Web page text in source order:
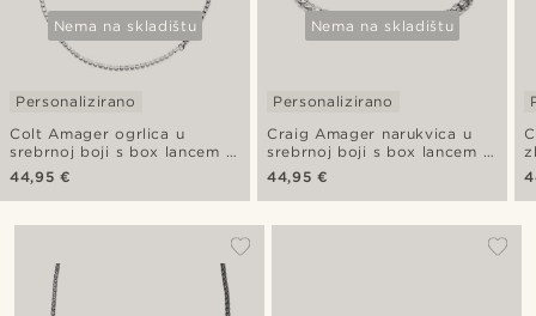
Nema na skladištu
Colt Amager ogrlica u
srebrnoj boji s box lancem i
staklenim dijamantima
Personalizirano
44,95 €
Nema na skladištu
Craig Amager narukvica u
srebrnoj boji s box lancem i
staklenim dijamantima
Personalizirano
44,95 €